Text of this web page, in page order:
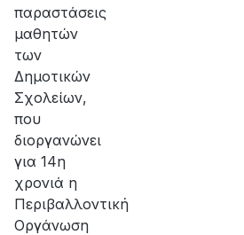
παραστάσεις
μαθητών
των
Δημοτικών
Σχολείων,
που
διοργανώνει
για 14η
χρονιά η
Περιβαλλοντική
Οργάνωση